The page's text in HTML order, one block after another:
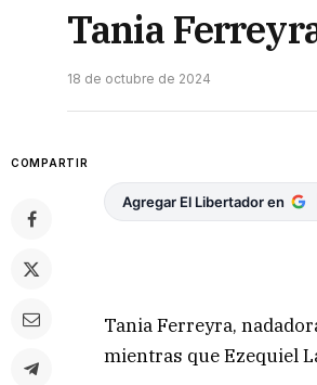
Tania
18 de octubre de 2024
COMPARTIR
Agregar El Libertador en
Tania Ferreyra,
mientras que Ezequiel